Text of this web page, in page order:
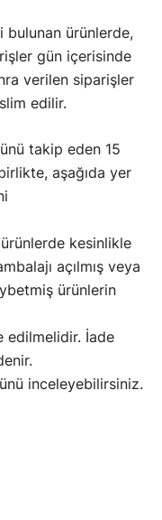
bulunan ürünlerde,
gün içerisinde
verilen siparişler
edilir.
takip eden 15
aşağıda yer
kesinlikle
açılmış veya
ürünlerin
edilmelidir. İade
inceleyebilirsiniz.